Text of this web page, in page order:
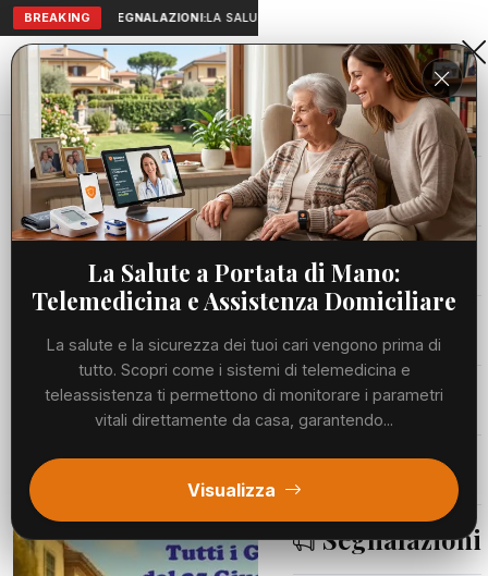
BREAKING SEGNALAZIONI:LA SALUTE A PORTATA DI MANO:
Aranova • NET
PORTALE UTILE AL TERRITORIO
Home
Cronaca
Viabilità
Utilità
Meteo
Eventi
Segnalazioni
Eventi A Fregene, da giovedì 25 giugno e per tutti i...
EVENTI
A Fregene, da giovedì 25 giugno e
per tutti i giovedì estivi, arriva il
mercatino serale promosso dall’
Organizzazione Il Mercante in
Fiera.
GIOVEDÌ, 25 GIUGNO 2026
198 LETTURE
La Salute a Portata di Mano:
Telemedicina e Assistenza Domiciliare
La salute e la sicurezza dei tuoi cari vengono prima di
tutto. Scopri come i sistemi di telemedicina e
teleassistenza ti permettono di monitorare i parametri
vitali direttamente da casa, garantendo...
Visualizza